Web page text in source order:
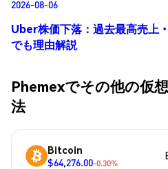
2026-08-06
Uber株価下落：過去最高売上
でも理由解説
Phemexでその他の仮
法
Bitcoin
$64,276.00-0.30%